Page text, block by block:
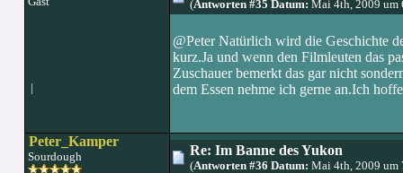
|
(Antworten #35 Datum: Mai 4th, 2009 um
@Peter Natürlich wird die Geschichte
kurz.Ja und wenn den Filmleuten das
Zuschauer bemerkt das gar nicht
dem Essen nehme ich gerne an.Ich
Peter_Kamper
Sourdough Re: Im Banne des Yukon
(Antworten #36 Datum: Mai 4th, 2009 um